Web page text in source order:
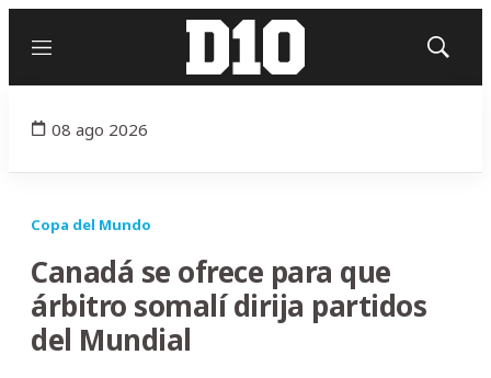
Menú
Mostrar
08 ago 2026
Copa del Mundo
Canadá se ofrece para que
árbitro somalí dirija partidos
del Mundial